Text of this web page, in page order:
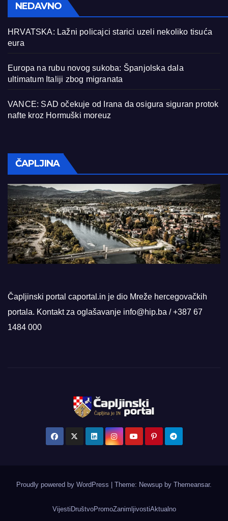
NEDAVNO
HRVATSKA: Lažni policajci starici uzeli nekoliko tisuća
eura
Europa na rubu novog sukoba: Španjolska dala
ultimatum Italiji zbog migranata
VANCE: SAD očekuje od Irana da osigura siguran protok
nafte kroz Hormuški moreuz
ČAPLJINA
Čapljinski portal caportal.in je dio Mreže hercegovačkih
portala. Kontakt za oglašavanje info@hip.ba / +387 67
1484 000
Proudly powered by WordPress | Theme: Newsup by Themeansar.
Vijesti DruštvoPromoZanimljivostiAktualno